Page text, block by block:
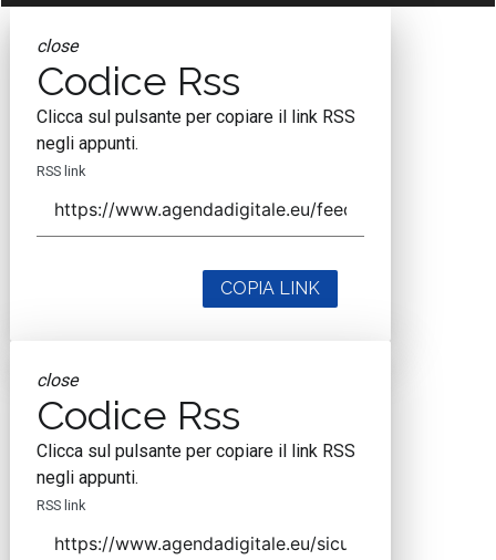
close
Codice Rss
Clicca sul pulsante per copiare il link RSS
negli appunti.
RSS link
COPIA LINK
close
Codice Rss
Clicca sul pulsante per copiare il link RSS
negli appunti.
RSS link